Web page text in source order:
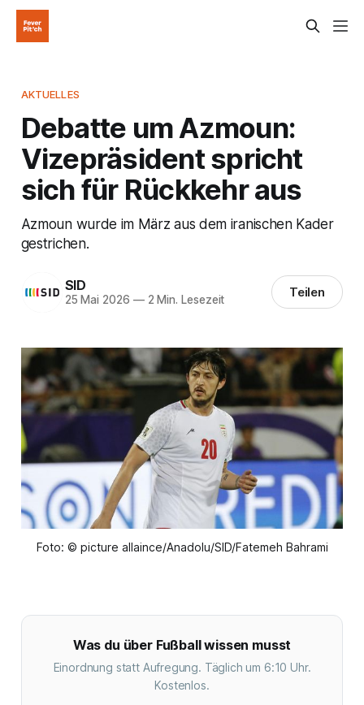
AKTUELLES
Debatte um Azmoun:
Vizepräsident spricht
sich für Rückkehr aus
Azmoun wurde im März aus dem iranischen Kader
gestrichen.
SID
25 Mai 2026 —2 Min. Lesezeit Teilen
Foto: © picture allaince/Anadolu/SID/Fatemeh Bahrami
Was du über Fußball wissen musst
Einordnung statt Aufregung. Täglich um 6:10 Uhr.
Kostenlos.